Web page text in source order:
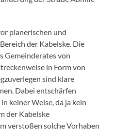
planerischen und
der Kabelske. Die
Gemeinderates von
in Form von
sind klare
Dabei entschärfen
keiner Weise, da ja kein
der Kabelske
verstoßen solche Vorhaben